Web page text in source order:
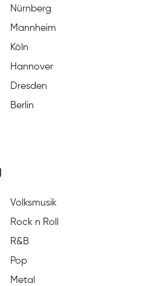
Nürnberg
Mannheim
Köln
Hannover
Dresden
Berlin
Volksmusik
Rock n Roll
R&B
Pop
Metal